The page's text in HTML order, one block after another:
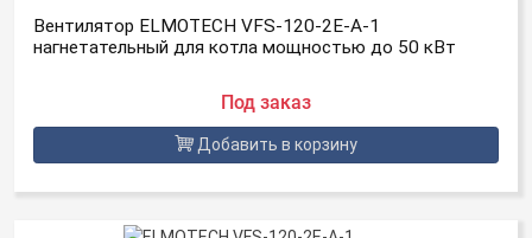
Вентилятор ELMOTECH VFS-120-2E-A-1
нагнетательный для котла мощностью до 50 кВт
Под заказ
Добавить в корзину